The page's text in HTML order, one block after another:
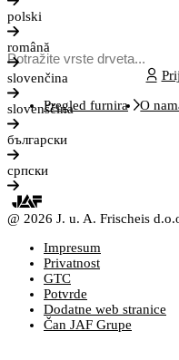
Pregled furnira O
polski
română
slovenčina
slovenščina
български
српски
@ 2026 J. u. A. Frischeis
Impresum
Privatnost
GTC
Potvrde
Dodatne web stranice
Čan JAF Grupe